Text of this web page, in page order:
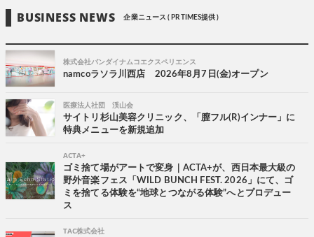
BUSINESS NEWS 企業ニュース ( PR TIMES提供 )
株式会社バンダイナムコエクスペリエンス
namcoラソラ川西店 2026年8月7日(金)オープン
医療法人社団 渓山会
サイトリ杉山美容クリニック、「膣フル(R)インナー」に
特典メニューを新規追加
ACTA+
ゴミ捨て場がアートで変身｜ACTA+が、西日本最大級の
野外音楽フェス「WILD BUNCH FEST. 2026」にて、ゴ
ミを捨てる体験を“地球とつながる体験”へとプロデュー
ス
TAC株式会社